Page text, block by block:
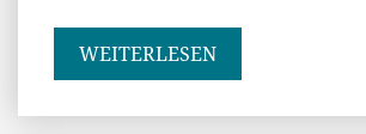
WEITERLESEN